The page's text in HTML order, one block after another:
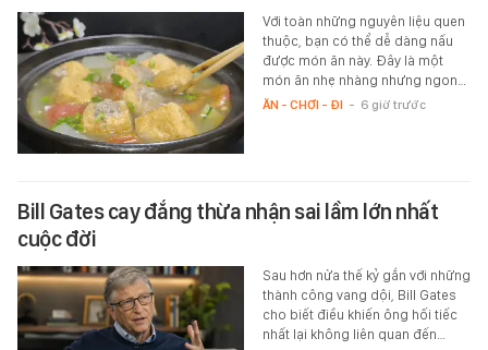
Với toàn những nguyên liệu quen
thuộc, bạn có thể dễ dàng nấu
được món ăn này. Đây là một
món ăn nhẹ nhàng nhưng ngon…
ĂN - CHƠI - ĐI - 6 giờ trước
Bill Gates cay đắng thừa nhận sai lầm lớn nhất
cuộc đời
Sau hơn nửa thế kỷ gắn với những
thành công vang dội, Bill Gates
cho biết điều khiến ông hối tiếc
nhất lại không liên quan đến…